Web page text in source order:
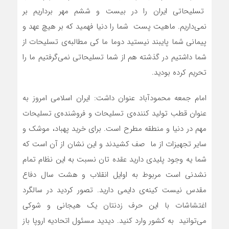
تسلیحاتی ایران را در بیست و ششم مهر برداریم بر
نمی‌داریم. ماهیت پست شما را دنیا فهمید که بر هیچ عهد و
پیمانی شما پایبند نیستید دوما ما کی مطالبه‌ی تسلیحات از
شما داشتیم در گذشته هم از شما تسلیحاتی نمی‌گرفتیم ما را
تحریم کرده بودید.
امام جمعه محمودآباد عنوان داشت: ایران اسلامی امروز به
عنوان قطب تولید کننده‌ی تسلیحات و فروشنده‌ی تسلیحات
مهم در دنیا و منطقه مطرح است. برای خرید پهباد، موشک و
سایر تجهیزات از ما صف کشیدند و این نشان از آن است که
شما یه وجود پلیدی دارید عقده تان نسبت به این نظام تمام
نشدنی است مربوط به اوایل انقلاب و هشت سال دفاع
مقدس نیست کینه‌ی دایمی دارید. تصور کردید در سالگرد
اغتشاشات با این حرف زدنتان یک هیجانی و شوکی
می‌توانید به کشور وارد کنید. دیدید مسئول اتحادیه اروپا باز